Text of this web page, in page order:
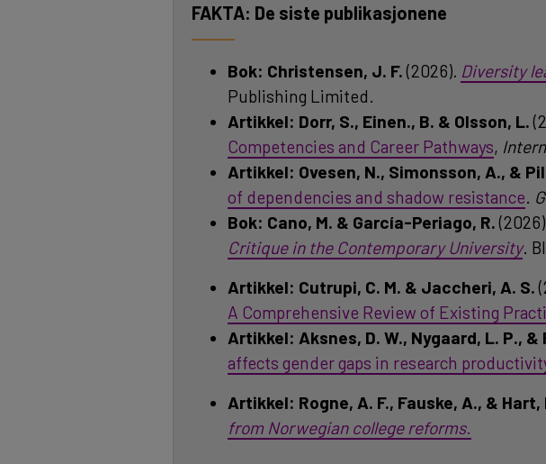
De siste publikasjonene
Bok: Christensen, J. F.(2026). Diversity
Publishing Limited.
Artikkel: Dorr, S., Einen., B. & Olsson, L.
Competencies and Career Pathways,
Artikkel: Ovesen, N., Simonsson, A., &
of dependencies and shadow resistance.
Bok: Cano, M. & García-Periago, R.
Critique in the Contemporary University.
Artikkel: Cutrupi, C. M. & Jaccheri, A. S.
A Comprehensive Review of Existing
Artikkel: Aksnes, D. W., Nygaard, L. P., &
affects gender gaps in research
Artikkel: Rogne, A. F., Fauske, A., & Hart,
from Norwegian college reforms.